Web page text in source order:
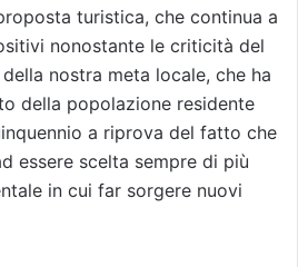
turistica, che continua a
nonostante le criticità del
nostra meta locale, che ha
della popolazione residente
a riprova del fatto che
essere scelta sempre di più
in cui far sorgere nuovi